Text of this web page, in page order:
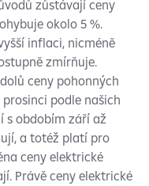
zůstávají ceny
okolo 5 %.
inflaci, nicméně
zmírňuje.
ceny pohonných
podle našich
s obdobím září až
a totéž platí pro
ceny elektrické
Právě ceny elektrické